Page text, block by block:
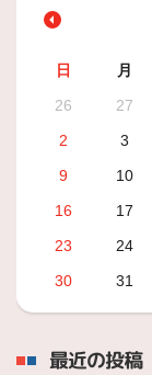
日 月
26
27
2
3
9
10
16
17
23
24
30
31
最近の投稿